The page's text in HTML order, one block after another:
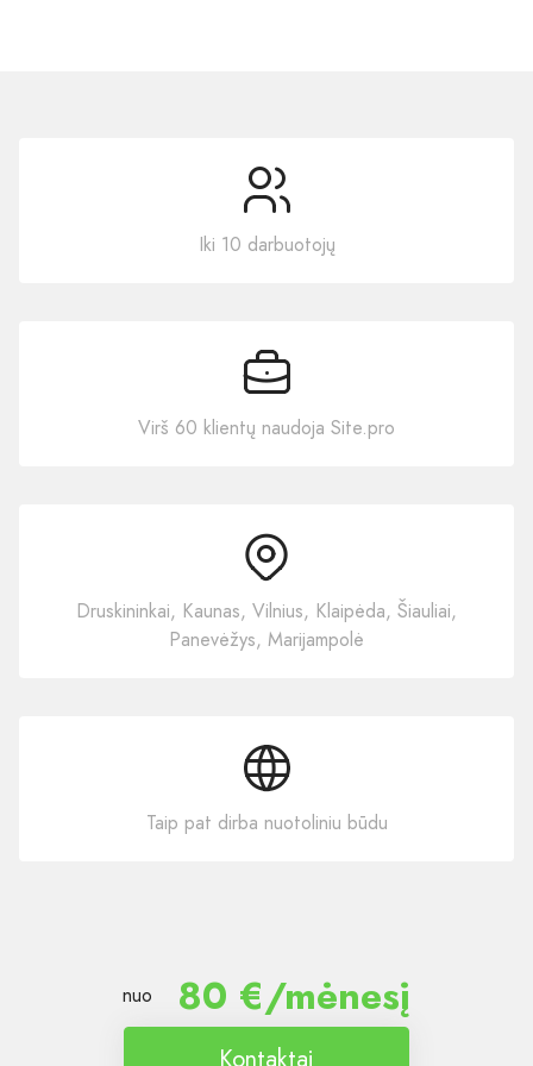
Iki 10 darbuotojų
Virš 60 klientų naudoja Site.pro
Druskininkai, Kaunas, Vilnius, Klaipėda, Šiauliai,
Panevėžys, Marijampolė
Taip pat dirba nuotoliniu būdu
nuo 80 €/mėnesį